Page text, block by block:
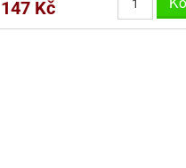
147 Kč